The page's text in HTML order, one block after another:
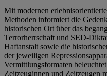
Mit modernen
Methoden informiert die
historischen Ort über das
Terrorherrschaft und SED-
Haftanstalt sowie die
der jeweiligen
Vermittlungsformaten
Zeitzeuginnen und Zeitzeugen